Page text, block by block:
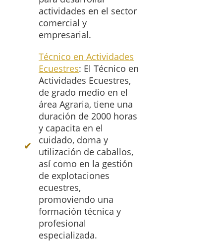
actividades en el sector
comercial y
empresarial.
Técnico en Actividades
Ecuestres: El Técnico en
Actividades Ecuestres,
de grado medio en el
área Agraria, tiene una
duración de 2000 horas
y capacita en el
cuidado, doma y
utilización de caballos,
así como en la gestión
de explotaciones
ecuestres,
promoviendo una
formación técnica y
profesional
especializada.